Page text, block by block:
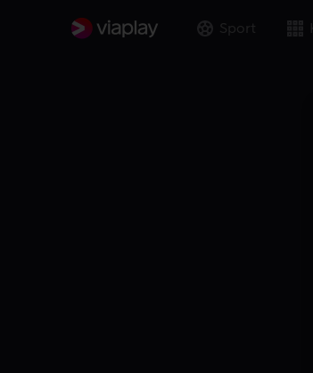
Sport